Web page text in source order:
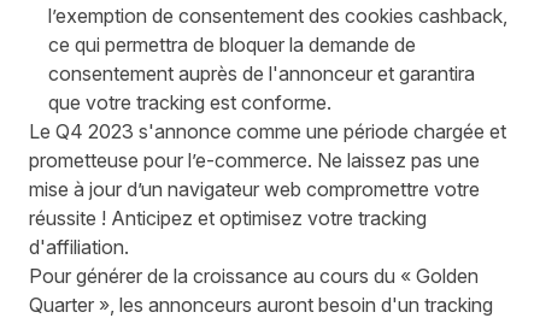
l’exemption de consentement des cookies cashback,
ce qui permettra de bloquer la demande de
consentement auprès de l'annonceur et garantira
que votre tracking est conforme.
Le Q4 2023 s'annonce comme une période chargée et
prometteuse pour l’e-commerce. Ne laissez pas une
mise à jour d’un navigateur web compromettre votre
réussite ! Anticipez et optimisez votre tracking
d'affiliation.
Pour générer de la croissance au cours du « Golden
Quarter », les annonceurs auront besoin d'un tracking